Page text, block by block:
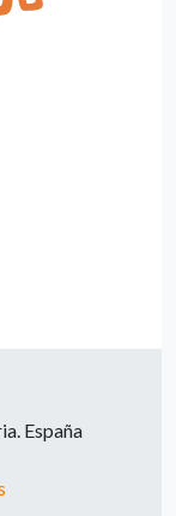
España